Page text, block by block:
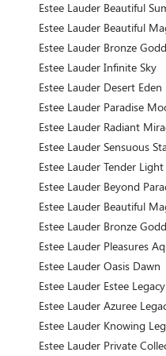
Estee Lauder Beautiful
Estee Lauder Beautiful
Estee Lauder Bronze
Estee Lauder Infinite Sky
Estee Lauder Desert Eden
Estee Lauder Paradise
Estee Lauder Radiant
Estee Lauder Sensuous
Estee Lauder Tender Light
Estee Lauder Beyond
Estee Lauder Beautiful
Estee Lauder Bronze
Estee Lauder Pleasures
Estee Lauder Oasis Dawn
Estee Lauder Estee Legacy
Estee Lauder Azuree
Estee Lauder Knowing
Estee Lauder Private